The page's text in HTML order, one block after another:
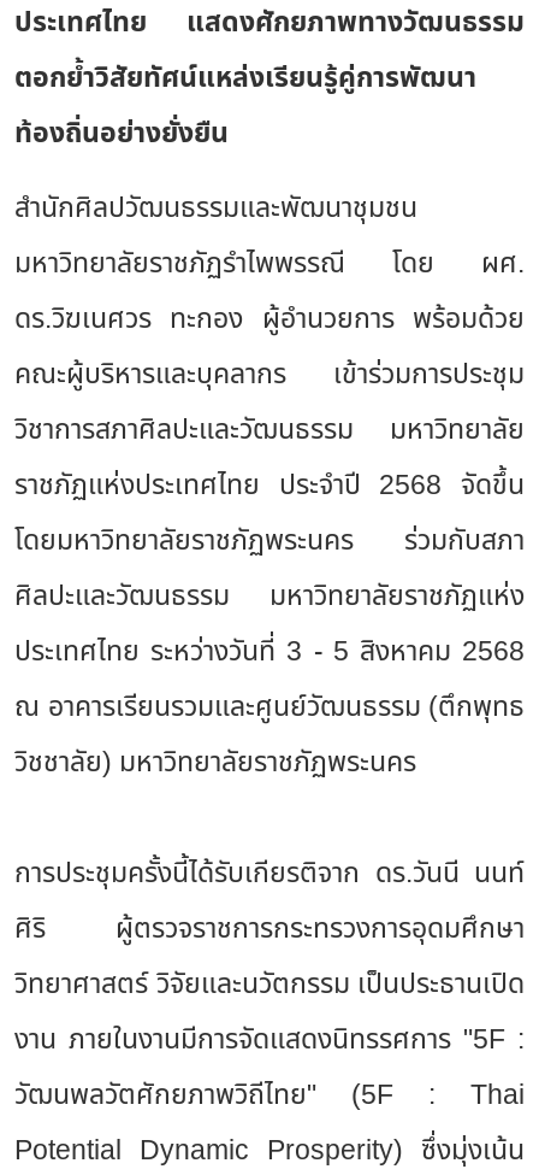
ประเทศไทย แสดงศักยภาพทางวัฒนธรรม
ตอกย้ำวิสัยทัศน์แหล่งเรียนรู้คู่การพัฒนา
ท้องถิ่นอย่างยั่งยืน
สำนักศิลปวัฒนธรรมและพัฒนาชุมชน
มหาวิทยาลัยราชภัฏรำไพพรรณี โดย ผศ.
ดร.วิฆเนศวร ทะกอง ผู้อำนวยการ พร้อมด้วย
คณะผู้บริหารและบุคลากร เข้าร่วมการประชุม
วิชาการสภาศิลปะและวัฒนธรรม มหาวิทยาลัย
ราชภัฏแห่งประเทศไทย ประจำปี 2568 จัดขึ้น
โดยมหาวิทยาลัยราชภัฏพระนคร ร่วมกับสภา
ศิลปะและวัฒนธรรม มหาวิทยาลัยราชภัฏแห่ง
ประเทศไทย ระหว่างวันที่ 3 - 5 สิงหาคม 2568
ณ อาคารเรียนรวมและศูนย์วัฒนธรรม (ตึกพุทธ
วิชชาลัย) มหาวิทยาลัยราชภัฏพระนคร
การประชุมครั้งนี้ได้รับเกียรติจาก ดร.วันนี นนท์
ศิริ ผู้ตรวจราชการกระทรวงการอุดมศึกษา
วิทยาศาสตร์ วิจัยและนวัตกรรม เป็นประธานเปิด
งาน ภายในงานมีการจัดแสดงนิทรรศการ "5F :
วัฒนพลวัตศักยภาพวิถีไทย" (5F : Thai
Potential Dynamic Prosperity) ซึ่งมุ่งเน้น